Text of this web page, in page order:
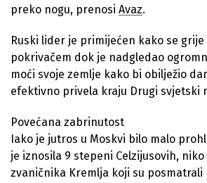
preko nogu, prenosi Avaz.
Ruski lider je primijećen kako se grije
pokrivačem dok je nadgledao
moći svoje zemlje kako bi obilježio
efektivno privela kraju Drugi svjetski
Povećana zabrinutost
Iako je jutros u Moskvi bilo malo
je iznosila 9 stepeni Celzijusovih,
zvaničnika Kremlja koji su posmatrali